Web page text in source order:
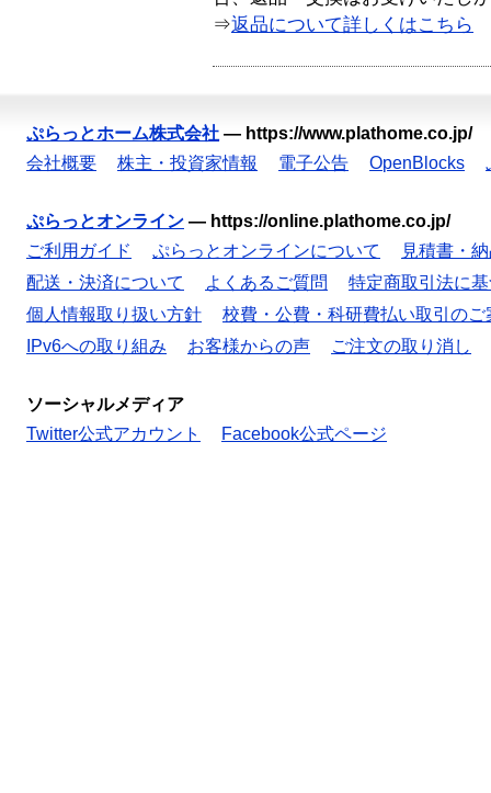
⇒返品について詳しくはこちら
ぷらっとホーム株式会社 — https://www.plathome.co.jp/
会社概要
株主・投資家情報 電子公告 OpenBlocks
ぷらっとオンライン — https://online.plathome.co.jp/
ご利用ガイド
ぷらっとオンラインについて
見積書・
配送・決済について
よくあるご質問
特定商取引法に
個人情報取り扱い方針
校費・公費・科研費払い取引のご
IPv6への取り組み
お客様からの声 ご注文の取り消し
ソーシャルメディア
Twitter公式アカウント
Facebook公式ページ